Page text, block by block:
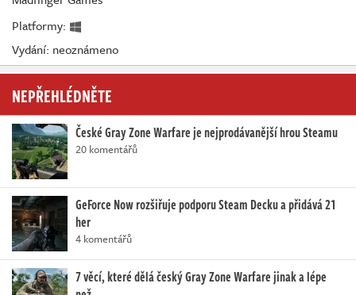
Platformy:
Vydání: neoznámeno
NEPŘEHLÉDNĚTE
České Gray Zone Warfare je nejprodávanější hrou Steamu
20 komentářů
GeForce Now rozšiřuje podporu Steam Decku a přidává 21
her
4 komentářů
7 věcí, které dělá český Gray Zone Warfare jinak a lépe